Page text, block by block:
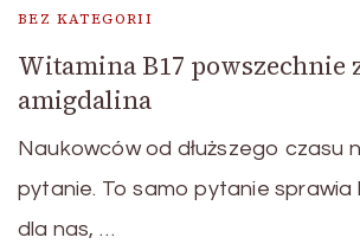
BEZ KATEGORII
Witamina B17 powszechnie
amigdalina
Naukowców od dłuższego czasu
pytanie. To samo pytanie sprawia
dla nas, …